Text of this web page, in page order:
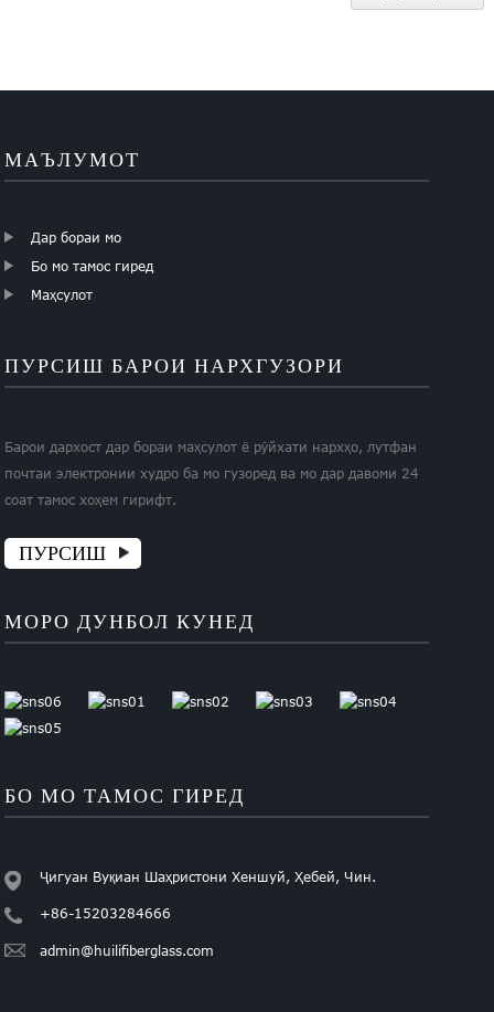
МАЪЛУМОТ
Дар бораи мо
Бо мо тамос гиред
Маҳсулот
ПУРСИШ БАРОИ НАРХГУЗОРИ
Барои дархост дар бораи маҳсулот ё рӯйхати нархҳо, лутфан
почтаи электронии худро ба мо гузоред ва мо дар давоми 24
соат тамос хоҳем гирифт.
ПУРСИШ
МОРО ДУНБОЛ КУНЕД
БО МО ТАМОС ГИРЕД
Ҷигуан Вуқиан Шаҳристони Хеншуй, Ҳебей, Чин.
+86-15203284666
admin@huilifiberglass.com